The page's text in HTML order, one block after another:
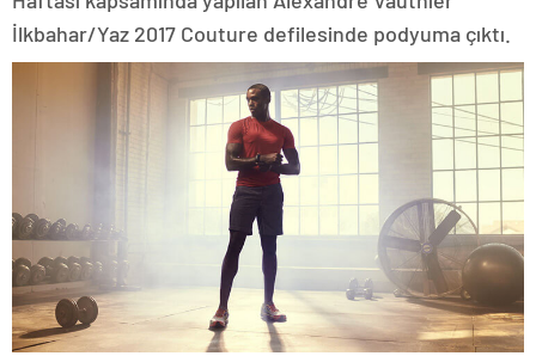
İlkbahar/Yaz 2017 Couture defilesinde podyuma çıktı.